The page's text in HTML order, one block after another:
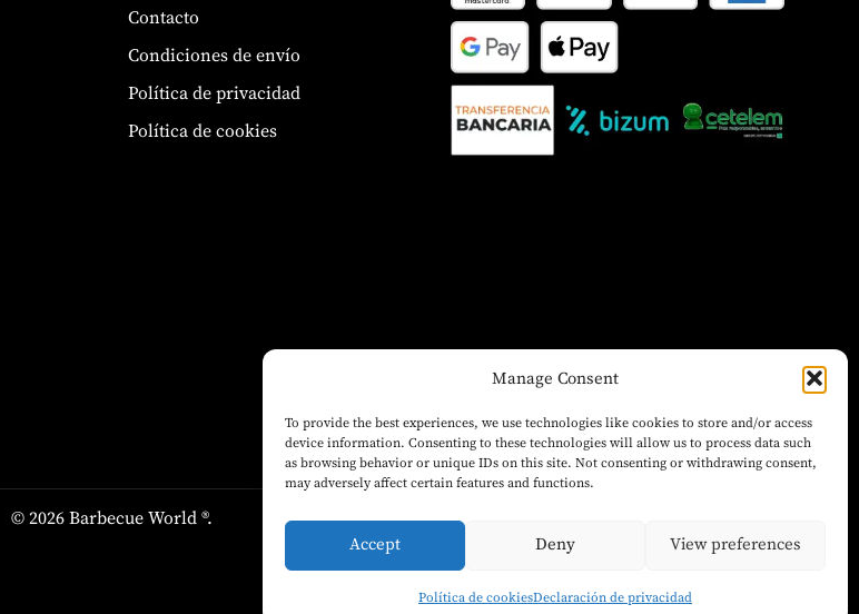
Manage Consent
To provide the best experiences, we use technologies like cookies to store and/or access
device information. Consenting to these technologies will allow us to process data such
as browsing behavior or unique IDs on this site. Not consenting or withdrawing consent,
may adversely affect certain features and functions.
Accept Deny View preferences
Política de cookiesDeclaración de privacidad
Contacto
Condiciones de envío
Política de privacidad
Política de cookies
© 2026 Barbecue World ®.